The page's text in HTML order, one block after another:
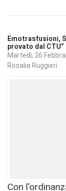
Emotrasfusioni,
provato dal CTU”
Martedì, 26
Rosalia Ruggieri
Con